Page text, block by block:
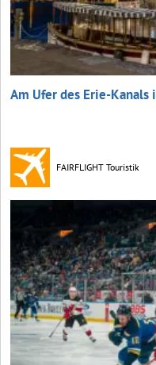
Am Ufer des Erie-Kanals
FAIRFLIGHT Touristik